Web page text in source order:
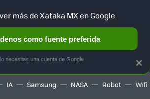
HOME AUTO TERRITORIO
IA Samsung NASA Robot Wifi
×
más de Xataka MX en Google
como fuente preferida
necesitas una cuenta de Google